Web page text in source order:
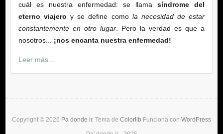
cuál es nuestra enfermedad: se llamasíndrome del
eterno viajero y se define como la necesidad de estar
constantemente en otro lugar. Pero la verdad es que a
nosotros... ¡nos encanta nuestra enfermedad!
Leer más...
Copyright © 2026 Pa donde ir. Tema de Colorlib Funciona con WordPress